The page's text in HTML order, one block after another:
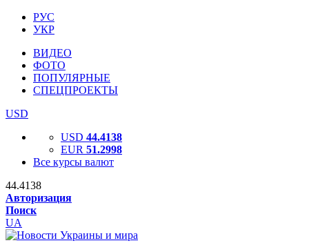
РУС
УКР
ВИДЕО
ФОТО
ПОПУЛЯРНЫЕ
СПЕЦПРОЕКТЫ
USD
USD 44.4138
EUR 51.2998
Все курсы валют
44.4138
Авторизация
Поиск
UA